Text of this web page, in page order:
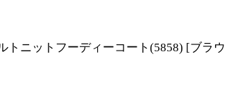
トニットフーディーコート(5858) [ブラウ